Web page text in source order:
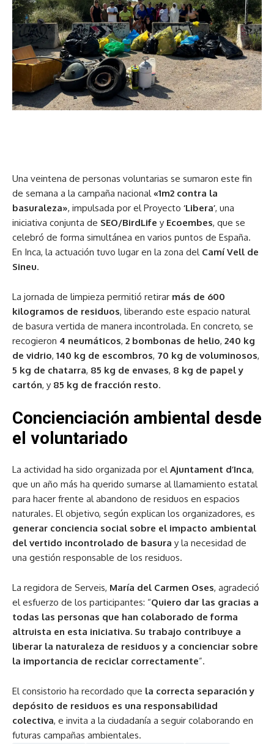
Una veintena de personas voluntarias se sumaron este fin
de semana a la campaña nacional«1m2 contra la
basuraleza», impulsada por el Proyecto ‘Libera’, una
iniciativa conjunta de SEO/BirdLife y Ecoembes, que se
celebró de forma simultánea en varios puntos de España.
En Inca, la actuación tuvo lugar en la zona del Camí Vell de
Sineu.
La jornada de limpieza permitió retirar más de 600
kilogramos de residuos, liberando este espacio natural
de basura vertida de manera incontrolada. En concreto, se
recogieron 4 neumáticos, 2 bombonas de helio, 240 kg
de vidrio, 140 kg de escombros, 70 kg de voluminosos,
5 kg de chatarra, 85 kg de envases, 8 kg de papel y
cartón, y 85 kg de fracción resto.
Concienciación ambiental desde
el voluntariado
La actividad ha sido organizada por elAjuntament d’Inca,
que un año más ha querido sumarse al llamamiento estatal
para hacer frente al abandono de residuos en espacios
naturales. El objetivo, según explican los organizadores, es
generar conciencia social sobre el impacto ambiental
del vertido incontrolado de basura y la necesidad de
una gestión responsable de los residuos.
La regidora de Serveis, María del Carmen Oses, agradeció
el esfuerzo de los participantes: “Quiero dar las gracias a
todas las personas que han colaborado de forma
altruista en esta iniciativa. Su trabajo contribuye a
liberar la naturaleza de residuos y a concienciar sobre
la importancia de reciclar correctamente”.
El consistorio ha recordado que la correcta separación y
depósito de residuos es una responsabilidad
colectiva, e invita a la ciudadanía a seguir colaborando en
futuras campañas ambientales.